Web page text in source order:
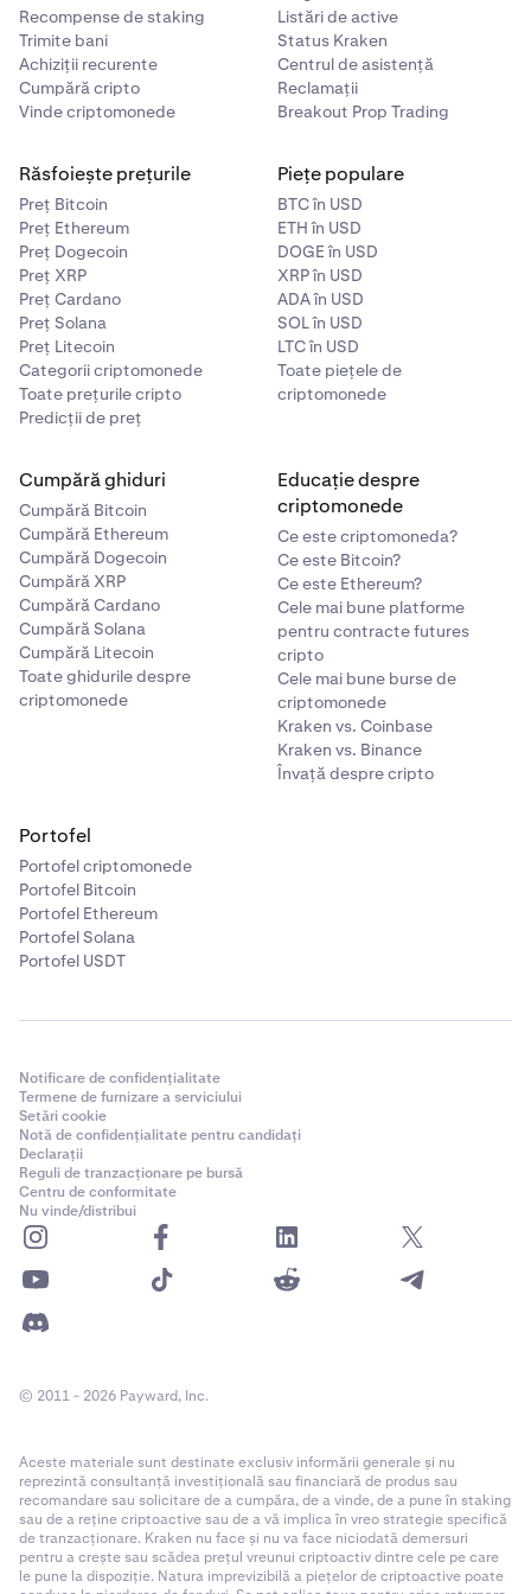
Recompense de staking
Trimite bani
Achiziții recurente
Cumpără cripto
Vinde criptomonede
Listări de active
Status Kraken
Centrul de asistență
Reclamații
Breakout Prop Trading
Răsfoiește prețurile
Preț Bitcoin
Preț Ethereum
Preț Dogecoin
Preț XRP
Preț Cardano
Preț Solana
Preț Litecoin
Categorii criptomonede
Toate prețurile cripto
Predicții de preț
Piețe populare
BTC în USD
ETH în USD
DOGE în USD
XRP în USD
ADA în USD
SOL în USD
LTC în USD
Toate piețele de
criptomonede
Cumpără ghiduri
Cumpără Bitcoin
Cumpără Ethereum
Cumpără Dogecoin
Cumpără XRP
Cumpără Cardano
Cumpără Solana
Cumpără Litecoin
Toate ghidurile despre
criptomonede
Educație despre
criptomonede
Ce este criptomoneda?
Ce este Bitcoin?
Ce este Ethereum?
Cele mai bune platforme
pentru contracte futures
cripto
Cele mai bune burse de
criptomonede
Kraken vs. Coinbase
Kraken vs. Binance
Învață despre cripto
Portofel
Portofel criptomonede
Portofel Bitcoin
Portofel Ethereum
Portofel Solana
Portofel USDT
Notificare de confidențialitate
Termene de furnizare a serviciului
Setări cookie
Notă de confidențialitate pentru candidați
Declarații
Reguli de tranzacționare pe bursă
Centru de conformitate
Nu vinde/distribui
© 2011 - 2026 Payward, Inc.
Aceste materiale sunt destinate exclusiv informării generale și nu
reprezintă consultanță investițională sau financiară de produs sau
recomandare sau solicitare de a cumpăra, de a vinde, de a pune în staking
sau de a reține criptoactive sau de a vă implica în vreo strategie specifică
de tranzacționare. Kraken nu face și nu va face niciodată demersuri
pentru a crește sau scădea prețul vreunui criptoactiv dintre cele pe care
le pune la dispoziție. Natura imprevizibilă a piețelor de criptoactive poate